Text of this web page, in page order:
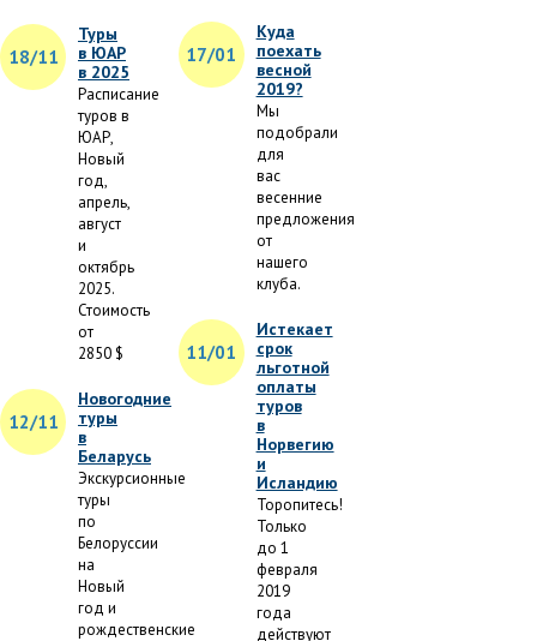
18/11
Туры
в ЮАР
в 2025
Расписание
туров в
ЮАР,
Новый
год,
апрель,
август
и
октябрь
2025.
Стоимость
от
2850 $
12/11
Новогодние
туры
в
Беларусь
Экскурсионные
туры
по
Белоруссии
на
Новый
год и
рождественские
17/01
Куда
поехать
весной
2019?
Мы
подобрали
для
вас
весенние
предложения
от
нашего
клуба.
11/01
Истекает
срок
льготной
оплаты
туров
в
Норвегию
и
Исландию
Торопитесь!
Только
до 1
февраля
2019
года
действуют